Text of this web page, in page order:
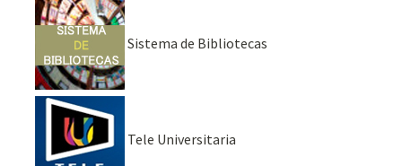
Sistema de Bibliotecas
Tele Universitaria